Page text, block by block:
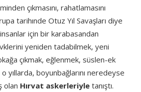
çıkmasını, rahatlamasını
tarihınde Otuz Yıl Savaşları diye
için bir karabasandan
yeniden tadabilmek, yeni
çıkmak, eğlenmek, süslen-ek
yıllarda, boyunbağlarını neredeyse
olan Hırvat askerleriyle tanıştı.